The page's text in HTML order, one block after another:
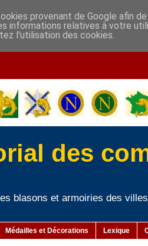
des
blasons et armoiries des
Médailles et Décorations Lexique
provenant de Google afin
informations relatives à votre
l'utilisation des cookies.